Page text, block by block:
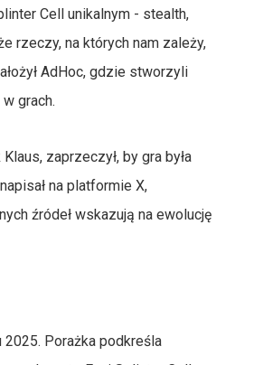
Cell unikalnym - stealth,
rzeczy, na których nam zależy,
AdHoc, gdzie stworzyli
grach.
zaprzeczył, by gra była
na platformie X,
źródeł wskazują na ewolucję
2025. Porażka podkreśla